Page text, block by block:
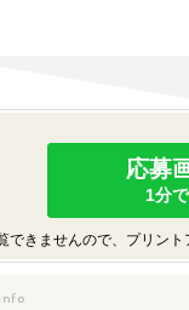
応募
1分
きませんので、プリント